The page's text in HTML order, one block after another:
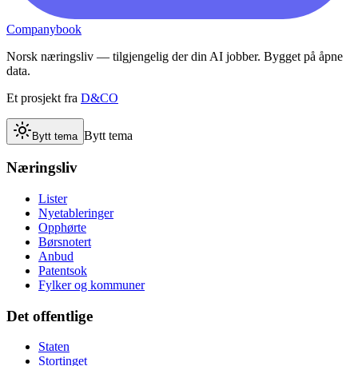
Companybook
Norsk næringsliv — tilgjengelig der din AI jobber. Bygget på åpne
data.
Et prosjekt fra D&CO
Bytt tema Bytt tema
Næringsliv
Lister
Nyetableringer
Opphørte
Børsnotert
Anbud
Patentsok
Fylker og kommuner
Det offentlige
Staten
Stortinget